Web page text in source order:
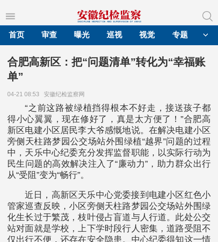
首页
审查 曝光 巡视 视觉 专题
合肥高新区：把“问题清单”转化为“幸福账
单”
04-21 08:53 安徽纪检监察网
“之前这路被绿植挡得根本不好走，接送孩子都
得小心翼翼，现在修好了，真是太方便了！”合肥高
新区电建小区居民李大爷感慨地说。在解决电建小区
旁侧天柱路梦园公交场站外围绿植“越界”问题的过程
中，天乐中心纪委充分发挥监督职能，以实际行动为
民生问题的高效解决注入了“廉动力”，助力群众出行
从“受阻”变为“畅行”。
近日，高新区天乐中心党委接到电建小区红色小
管家巡查反映，小区旁侧天柱路梦园公交场站外围绿
化生长过于繁茂，枝叶侵占盲道与人行道。此处公交
站对面就是学校，上下学时段行人密集，道路受阻不
仅出行不便，还存在安全隐患。中心纪委得知这一情